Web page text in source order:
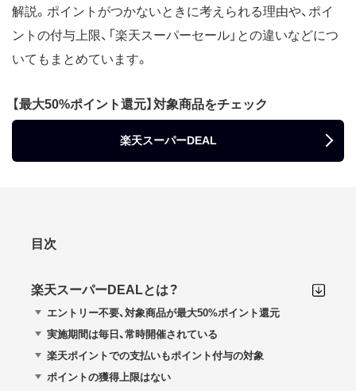
解説。ポイントがつかないときに考えられる理由や、ポイ
ントの付与上限、「楽天スーパーセール」との違いなどにつ
いてもまとめています。
【最大50%ポイント還元】対象商品をチェック
楽天スーパーDEAL
目次
楽天スーパーDEALとは？
エントリー不要、対象商品が最大50%ポイント還元
実施期間は毎日、常時開催されている
楽天ポイントでの支払いもポイント付与の対象
ポイントの獲得上限はない